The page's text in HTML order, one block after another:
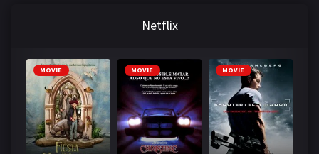
Netflix
MOVIE MOVIE MOVIE